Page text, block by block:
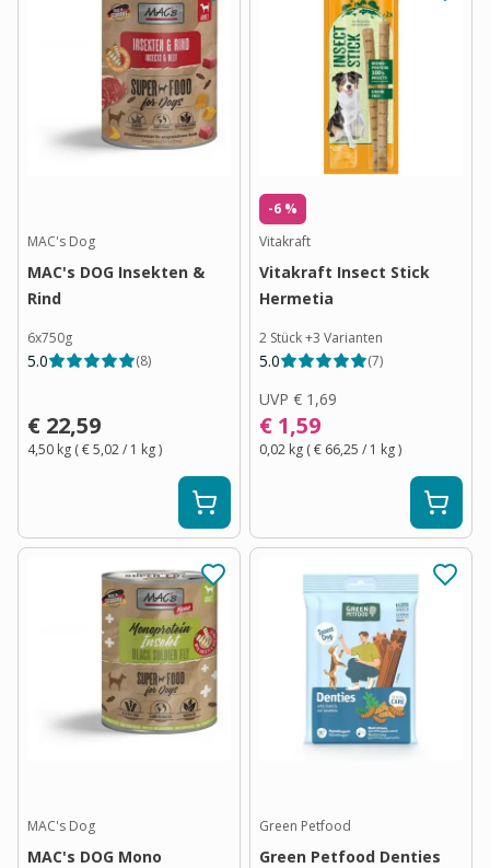
MAC's Dog
MAC's DOG Insekten &
Rind
6x750g
5.0 (8)
€ 22,59
4,50 kg (€ 5,02/ 1 kg)
-6 %
Vitakraft
Vitakraft Insect Stick
Hermetia
2 Stück+3 Varianten
5.0 (7)
UVP € 1,69
€ 1,59
0,02 kg (€ 66,25 / 1 kg)
MAC's Dog
MAC's DOG Mono
Green Petfood
Green Petfood Denties